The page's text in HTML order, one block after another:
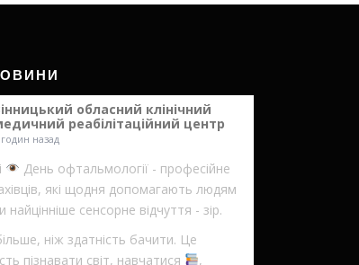
обласний клінічний
реабілітаційний центр
назад
День офтальмології - професійне
які щодня допомагають людям
найцінніше сенсорне відчуття - зір.
ніж здатність бачити. Це
пізнавати світ, навчатися
,